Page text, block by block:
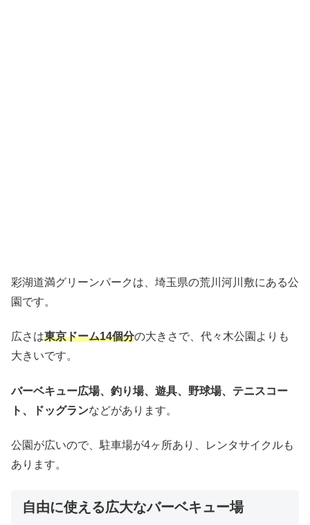
彩湖道満グリーンパークは、埼玉県の荒川河川敷にある公
園です。
広さは東京ドーム14個分の大きさで、代々木公園よりも
大きいです。
バーベキュー広場、釣り場、遊具、野球場、テニスコー
ト、ドッグランなどがあります。
公園が広いので、駐車場が4ヶ所あり、レンタサイクルも
あります。
自由に使える広大なバーベキュー場